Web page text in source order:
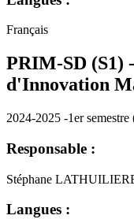
Français
PRIM-SD (S1)
d'Innovation
2024-2025 -1er
Responsable :
Stéphane
Langues :